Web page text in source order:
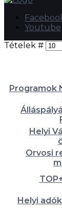
Youtube
Tételek #
Programok
Helyi
Orvosi
Helyi